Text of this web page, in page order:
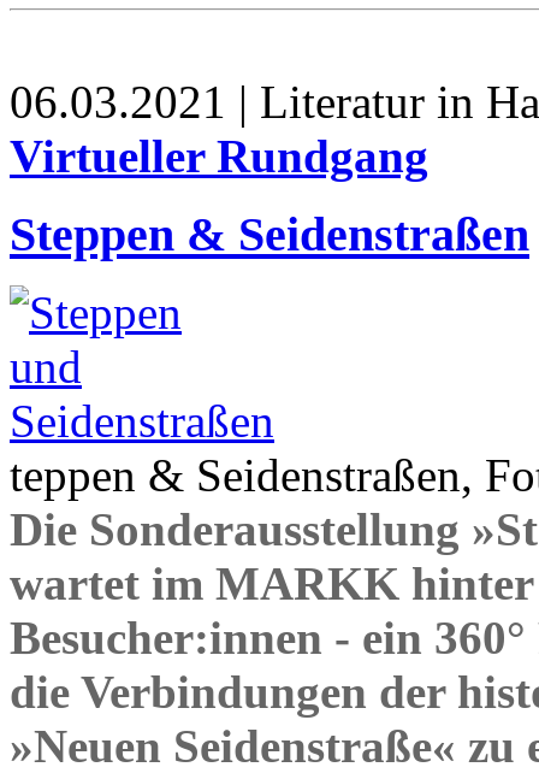
06.03.2021 | Literatur in
Virtueller Rundgang
Steppen & Seidenstraßen
teppen & Seidenstraßen,
Die Sonderausstellung
wartet im MARKK hinter
Besucher:innen - ein
die Verbindungen der
»Neuen Seidenstraße« zu